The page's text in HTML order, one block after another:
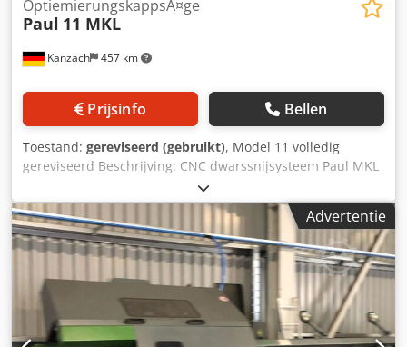
Kanzach 457 km
OptiemierungskappsÃ¤ge
Paul 11 MKL
Prijsinfo Bellen
Toestand: gereviseerd (gebruikt), Model 11 volledig
gereviseerd Beschrijving: CNC dwarssnijsysteem Paul MKL
of K of KE naar wens Fabrikant: Paul Jaar van fabricage:
Algemeen gereviseerd met nieuwste technologie Staat: Zo
goed als nieuw Technische gegevens: Snijbreedte 150 mm
Zaaghoogte 85 mm Diameter zaagblad:450 mm Dsdpfxob
Rl I Hj Afneck Zaagmotor 5,5KW Invoerlengte naar behoefte
CNC Maxi 5 besturing met optimalisatie Sorteerband naar
wens Machine zou volledig worden gereviseerd, alle lagers
nieuwe motoren met nieuwste eff Klasse, nieuwe
besturing, nieuwe achterbrug.
Advertentie